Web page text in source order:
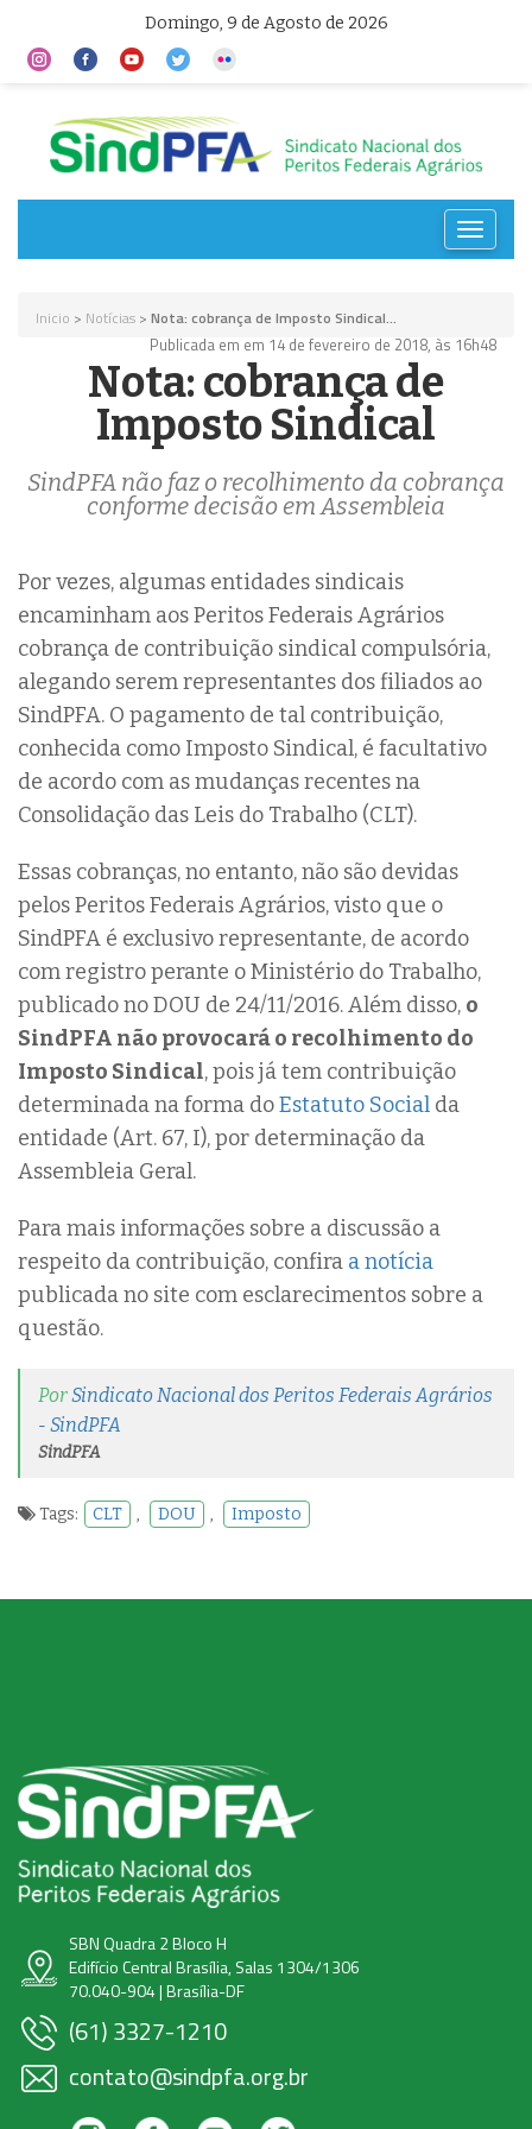
Domingo, 9 de Agosto de 2026
Toggle
Inicio > Notícias > Nota: cobrança de Imposto Sindical...
Publicada em em 14 de fevereiro de 2018, às 16h48
Nota: cobrança de
Imposto Sindical
SindPFA não faz o recolhimento da cobrança
conforme decisão em Assembleia
Por vezes, algumas entidades sindicais
encaminham aos Peritos Federais Agrários
cobrança de contribuição sindical compulsória,
alegando serem representantes dos filiados ao
SindPFA. O pagamento de tal contribuição,
conhecida como Imposto Sindical, é facultativo
de acordo com as mudanças recentes na
Consolidação das Leis do Trabalho (CLT).
Essas cobranças, no entanto, não são devidas
pelos Peritos Federais Agrários, visto que o
SindPFA é exclusivo representante, de acordo
com registro perante o Ministério do Trabalho,
publicado no DOU de 24/11/2016. Além disso, o
SindPFA não provocará o recolhimento do
Imposto Sindical, pois já tem contribuição
determinada na forma doEstatuto Social da
entidade (Art. 67, I), por determinação da
Assembleia Geral.
Para mais informações sobre a discussão a
respeito da contribuição, confira a notícia
publicada no site com esclarecimentos sobre a
questão.
PorSindicato Nacional dos Peritos Federais Agrários
- SindPFA
SindPFA
Tags: CLT , DOU , Imposto
SBN Quadra 2 Bloco H
Edifício Central Brasília, Salas 1304/1306
70.040-904 | Brasília-DF
(61) 3327-1210
contato@sindpfa.org.br